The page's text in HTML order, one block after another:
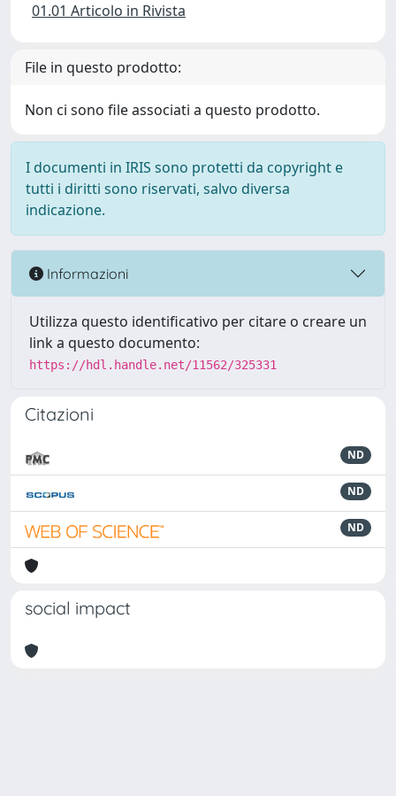
01.01 Articolo in Rivista
File in questo prodotto:
Non ci sono file associati a questo prodotto.
I documenti in IRIS sono protetti da copyright e
tutti i diritti sono riservati, salvo diversa
indicazione.
Informazioni
Utilizza questo identificativo per citare o creare un
link a questo documento:
https://hdl.handle.net/11562/325331
Citazioni
ND
ND
ND
social impact